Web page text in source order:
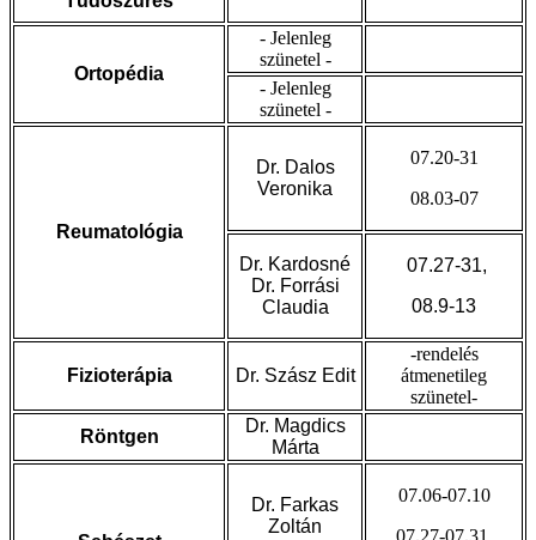
Ortopédia
- Jelenleg
szünetel -
- Jelenleg
szünetel -
Reumatológia
Dr. Dalos
Veronika
07.20-31
08.03-07
Dr. Kardosné
Dr. Forrási
Claudia
07.27-31,
08.9-13
Fizioterápia Dr. Szász Edit
-rendelés
átmenetileg
szünetel-
Röntgen
Dr. Magdics
Márta
Dr. Farkas
Zoltán
07.06-07.10
07.27-07.31